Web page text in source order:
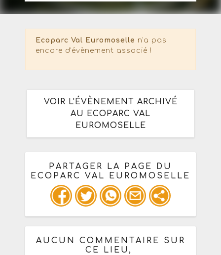
Ecoparc Val Euromoselle n'a pas
encore d'évènement associé !
VOIR L'ÉVÈNEMENT ARCHIVÉ
AU ECOPARC VAL
EUROMOSELLE
PARTAGER LA PAGE DU
ECOPARC VAL EUROMOSELLE
Ou copiez les infos ci-dessous pour
un : mail / forum / réseau social
AUCUN COMMENTAIRE SUR
CE LIEU,